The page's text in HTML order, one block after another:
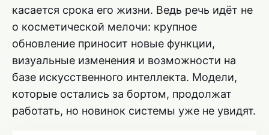
касается срока его жизни. Ведь речь идёт не
о косметической мелочи: крупное
обновление приносит новые функции,
визуальные изменения и возможности на
базе искусственного интеллекта. Модели,
которые остались за бортом, продолжат
работать, но новинок системы уже не увидят.